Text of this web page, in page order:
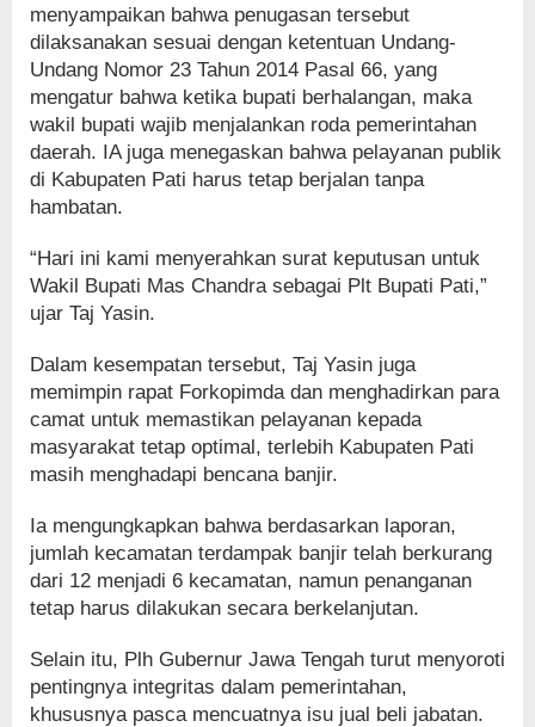
menyampaikan bahwa penugasan tersebut
dilaksanakan sesuai dengan ketentuan Undang-
Undang Nomor 23 Tahun 2014 Pasal 66, yang
mengatur bahwa ketika bupati berhalangan, maka
wakil bupati wajib menjalankan roda pemerintahan
daerah. IA juga menegaskan bahwa pelayanan publik
di Kabupaten Pati harus tetap berjalan tanpa
hambatan.
“Hari ini kami menyerahkan surat keputusan untuk
Wakil Bupati Mas Chandra sebagai Plt Bupati Pati,”
ujar Taj Yasin.
Dalam kesempatan tersebut, Taj Yasin juga
memimpin rapat Forkopimda dan menghadirkan para
camat untuk memastikan pelayanan kepada
masyarakat tetap optimal, terlebih Kabupaten Pati
masih menghadapi bencana banjir.
Ia mengungkapkan bahwa berdasarkan laporan,
jumlah kecamatan terdampak banjir telah berkurang
dari 12 menjadi 6 kecamatan, namun penanganan
tetap harus dilakukan secara berkelanjutan.
Selain itu, Plh Gubernur Jawa Tengah turut menyoroti
pentingnya integritas dalam pemerintahan,
khususnya pasca mencuatnya isu jual beli jabatan.